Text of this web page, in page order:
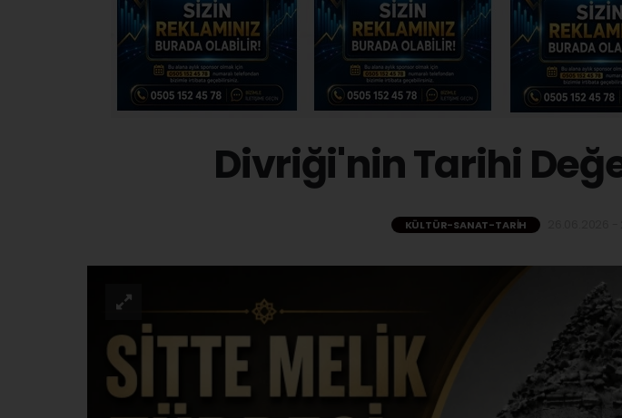
Divriği'nin Tarihi
KÜLTÜR-SANAT-TARIH